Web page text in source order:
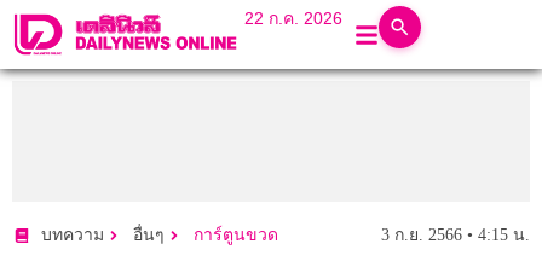
22 ก.ค. 2026
บทความ อื่นๆ การ์ตูนขวด 3 ก.ย. 2566 • 4:15 น.